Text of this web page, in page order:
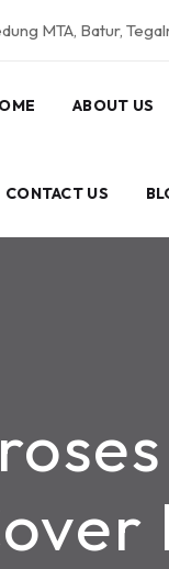
MTA, Batur,
ABOUT US
CONTACT US